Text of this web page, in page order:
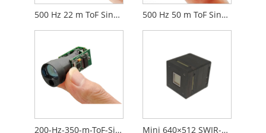
500 Hz 22 m ToF Single-Point-Ranging-Lidar-Modul 500 Hz 50 m ToF Single-Point-Ranging-Lidar-Modul
200-Hz-350-m-ToF-Single-Point-Ranging-LiDAR-Modul Mini 640×512 SWIR-Kameras